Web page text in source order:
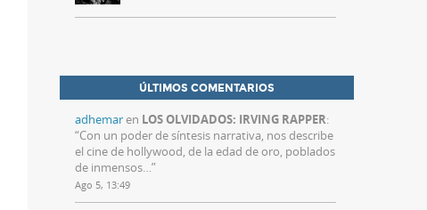
ÚLTIMOS COMENTARIOS
adhemaren LOS OLVIDADOS: IRVING RAPPER:
“Con un poder de síntesis narrativa, nos describe
el cine de hollywood, de la edad de oro, poblados
de inmensos…”
Ago 5, 13:49